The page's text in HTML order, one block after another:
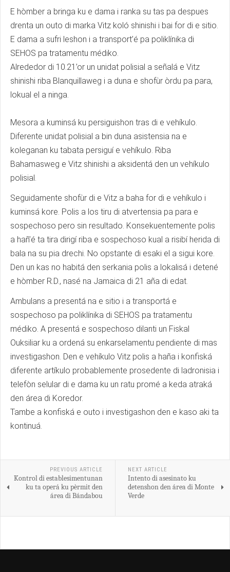
E hòmber a bringa ku e dama i ranka su tas pa despues
drenta un outo di marka Vitz koló shinishi i bai for di e sitio.
E dama a sufri leshon i a transport’é pa poliklínika di
SEHOS pa tratamentu médiko.
Alrededor di 10.21’or un unidat polisial a señalá e Vitz
shinishi riba Blanquillaweg i a duna e shofùr òrdu pa para,
lokual el a ninga.
Mesora a kuminsá ku persiguishon tras di e vehíkulo.
Diferente unidat polisial a bin duna asistensia na e
koleganan ku tabata persiguí e vehíkulo. Riba
Bahamasweg e Vitz shinishi a aksidentá den un vehíkulo
polisial.
Seguidamente shofùr di e Vitz a baha for di e vehíkulo i
kuminsá kore. Polis a los tiru di atvertensia pa para e
sospechoso pero sin resultado. Konsekuentemente polis
a hañ’é ta tira dirigí riba e sospechoso kual a risibí herida di
bala na su pia drechi. No opstante di esaki el a sigui kore.
Den un kas no habitá den serkania polis a lokalisá i detené
e hòmber R.D., nasé na Jamaica di 21 aña di edat.
Ambulans a presentá na e sitio i a transportá e
sospechoso pa poliklínika di SEHOS pa tratamentu
médiko. A presentá e sospechoso dilanti un Fiskal
Ouksiliar ku a ordená su enkarselamentu pendiente di mas
investigashon. Den e vehíkulo Vitz polis a haña i konfiská
diferente artíkulo probablemente prosedente di ladronisia i
telefòn selular di e dama ku un ratu promé a keda atraká
den área di Koredor.
Tambe a konfiská e outo i investigashon den e kaso aki ta
kontinuá.
PREVIOUS ARTICLE
Kontrol di establesimentunan
ku ta operá ku pèrmit den
área di Bándabou
NEXT ARTICLE
Intento di asesinato ku
detenshon den área di Monte
Verde